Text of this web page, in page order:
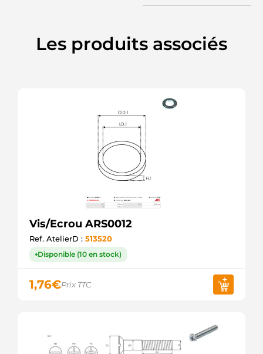
Les produits associés
Vis/Ecrou ARS0012
Ref. AtelierD : 513520
Disponible (10 en stock)
1,76€Prix TTC